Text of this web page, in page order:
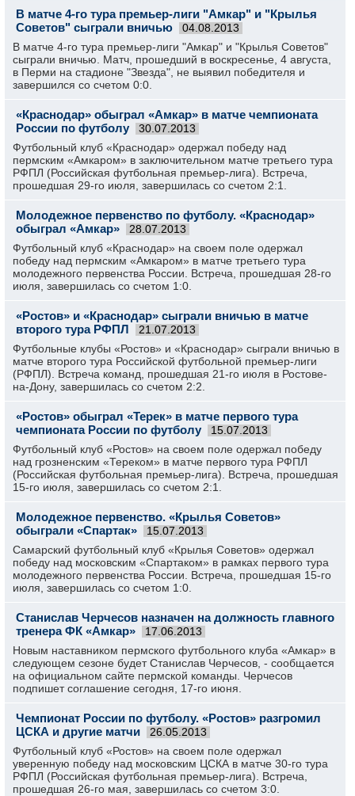
В матче 4-го тура премьер-лиги "Амкар" и "Крылья
Советов" сыграли вничью
04.08.2013
В матче 4-го тура премьер-лиги "Амкар" и "Крылья Советов"
сыграли вничью. Матч, прошедший в воскресенье, 4 августа,
в Перми на стадионе "Звезда", не выявил победителя и
завершился со счетом 0:0.
«Краснодар» обыграл «Амкар» в матче чемпионата
России по футболу
30.07.2013
Футбольный клуб «Краснодар» одержал победу над
пермским «Амкаром» в заключительном матче третьего тура
РФПЛ (Российская футбольная премьер-лига). Встреча,
прошедшая 29-го июля, завершилась со счетом 2:1.
Молодежное первенство по футболу. «Краснодар»
обыграл «Амкар»
28.07.2013
Футбольный клуб «Краснодар» на своем поле одержал
победу над пермским «Амкаром» в матче третьего тура
молодежного первенства России. Встреча, прошедшая 28-го
июля, завершилась со счетом 1:0.
«Ростов» и «Краснодар» сыграли вничью в матче
второго тура РФПЛ
21.07.2013
Футбольные клубы «Ростов» и «Краснодар» сыграли вничью в
матче второго тура Российской футбольной премьер-лиги
(РФПЛ). Встреча команд, прошедшая 21-го июля в Ростове-
на-Дону, завершилась со счетом 2:2.
«Ростов» обыграл «Терек» в матче первого тура
чемпионата России по футболу
15.07.2013
Футбольный клуб «Ростов» на своем поле одержал победу
над грозненским «Тереком» в матче первого тура РФПЛ
(Российская футбольная премьер-лига). Встреча, прошедшая
15-го июля, завершилась со счетом 2:1.
Молодежное первенство. «Крылья Советов»
обыграли «Спартак»
15.07.2013
Самарский футбольный клуб «Крылья Советов» одержал
победу над московским «Спартаком» в рамках первого тура
молодежного первенства России. Встреча, прошедшая 15-го
июля, завершилась со счетом 1:0.
Станислав Черчесов назначен на должность главного
тренера ФК «Амкар»
17.06.2013
Новым наставником пермского футбольного клуба «Амкар» в
следующем сезоне будет Станислав Черчесов, - сообщается
на официальном сайте пермской команды. Черчесов
подпишет соглашение сегодня, 17-го июня.
Чемпионат России по футболу. «Ростов» разгромил
ЦСКА и другие матчи
26.05.2013
Футбольный клуб «Ростов» на своем поле одержал
уверенную победу над московским ЦСКА в матче 30-го тура
РФПЛ (Российская футбольная премьер-лига). Встреча,
прошедшая 26-го мая, завершилась со счетом 3:0.